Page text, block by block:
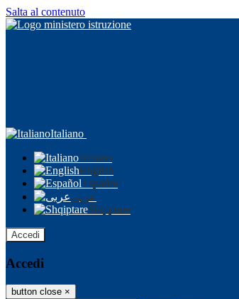
Salta al contenuto
Italiano
Italiano
English
Español
عربى
Shqiptare
Accedi
Accedi
button close ×